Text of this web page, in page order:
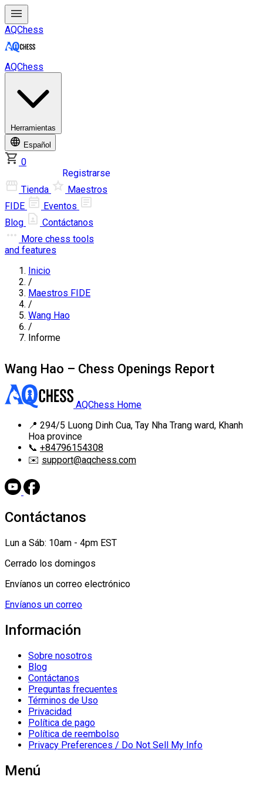
AQChess
AQChess
Herramientas
Español
0
Registrarse
Tienda
Maestros
FIDE
Eventos
Blog
Contáctanos
More chess tools
and features
Inicio
/
Maestros FIDE
/
Wang Hao
/
Informe
Wang Hao – Chess Openings Report
AQChess Home
📍 294/5 Luong Dinh Cua, Tay Nha Trang ward, Khanh
Hoa province
📞 +84796154308
✉️ support@aqchess.com
Contáctanos
Lun a Sáb: 10am - 4pm EST
Cerrado los domingos
Envíanos un correo electrónico
Envíanos un correo
Información
Sobre nosotros
Blog
Contáctanos
Preguntas frecuentes
Términos de Uso
Privacidad
Política de pago
Política de reembolso
Privacy Preferences / Do Not Sell My Info
Menú